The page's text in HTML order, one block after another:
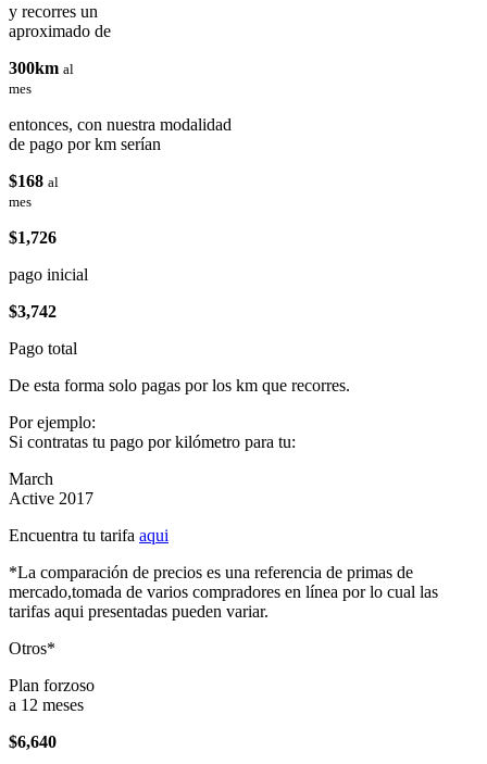
y recorres un
aproximado de
300km al
mes
entonces, con nuestra modalidad
de pago por km serían
$168 al
mes
$1,726
pago inicial
$3,742
Pago total
De esta forma solo pagas por los km que recorres.
Por ejemplo:
Si contratas tu pago por kilómetro para tu:
March
Active 2017
Encuentra tu tarifa aqui
*La comparación de precios es una referencia de primas de
mercado,tomada de varios compradores en línea por lo cual las
tarifas aqui presentadas pueden variar.
Otros*
Plan forzoso
a 12 meses
$6,640